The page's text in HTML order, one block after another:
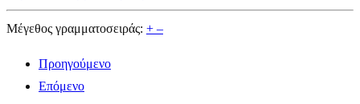
Μέγεθος γραμματοσειράς: + –
Προηγούμενο
Επόμενο